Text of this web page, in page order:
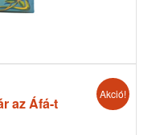
az Áfá-t
Akció!